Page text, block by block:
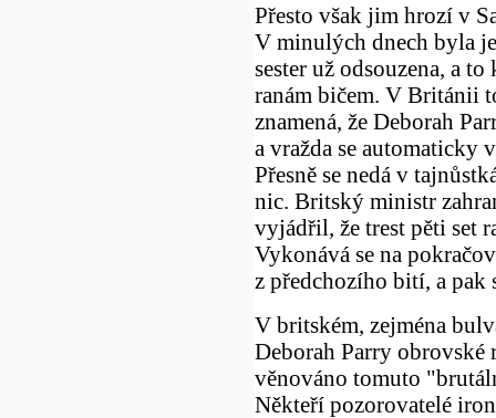
Přesto však jim hrozí v
V minulých dnech byla
sester už odsouzena, a
ranám bičem. V Británii
znamená, že Deborah
a vražda se automaticky
Přesně se nedá v
nic. Britský ministr
vyjádřil, že trest pěti set
Vykonává se na
z předchozího bití, a pak
V britském, zejména
Deborah Parry
věnováno tomuto
Někteří pozorovatelé